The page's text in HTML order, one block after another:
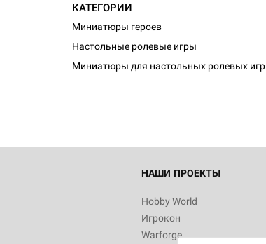
КАТЕГОРИИ
Миниатюры героев
Настольные ролевые игры
Миниатюры для настольных ролевых игр
НАШИ ПРОЕКТЫ
Hobby World
Игрокон
Warforge